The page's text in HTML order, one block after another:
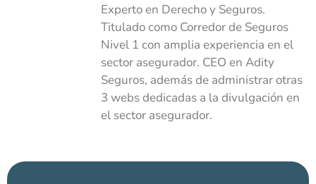
Experto en Derecho y Seguros.
Titulado como Corredor de Seguros
Nivel 1 con amplia experiencia en el
sector asegurador. CEO en Adity
Seguros, además de administrar otras
3 webs dedicadas a la divulgación en
el sector asegurador.